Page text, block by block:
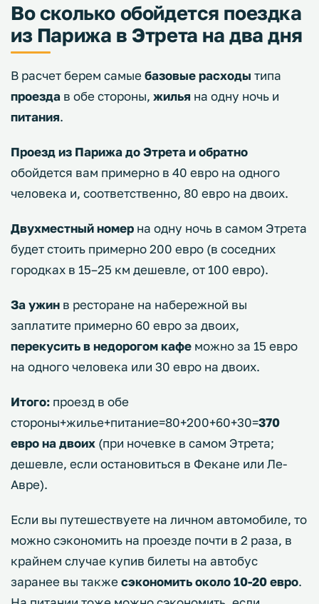
Во сколько обойдется поездка
из Парижа в Этрета на два дня
В расчет берем самые базовые расходы типа
проезда в обе стороны, жилья на одну ночь и
питания.
Проезд из Парижа до Этрета и обратно
обойдется вам примерно в 40 евро на одного
человека и, соответственно, 80 евро на двоих.
Двухместный номер на одну ночь в самом Этрета
будет стоить примерно 200 евро (в соседних
городках в 15–25 км дешевле, от 100 евро).
За ужин в ресторане на набережной вы
заплатите примерно 60 евро за двоих,
перекусить в недорогом кафе можно за 15 евро
на одного человека или 30 евро на двоих.
Итого: проезд в обе
стороны+жилье+питание=80+200+60+30=370
евро на двоих (при ночевке в самом Этрета;
дешевле, если остановиться в Фекане или Ле-
Авре).
Если вы путешествуете на личном автомобиле, то
можно сэкономить на проезде почти в 2 раза, в
крайнем случае купив билеты на автобус
заранее вы также сэкономить около 10-20 евро.